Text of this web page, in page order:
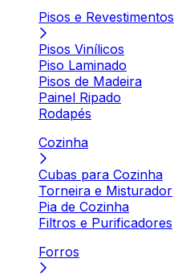
Pisos e Revestimentos
Pisos Vinílicos
Piso Laminado
Pisos de Madeira
Painel Ripado
Rodapés
Cozinha
Cubas para Cozinha
Torneira e Misturador
Pia de Cozinha
Filtros e Purificadores
Forros